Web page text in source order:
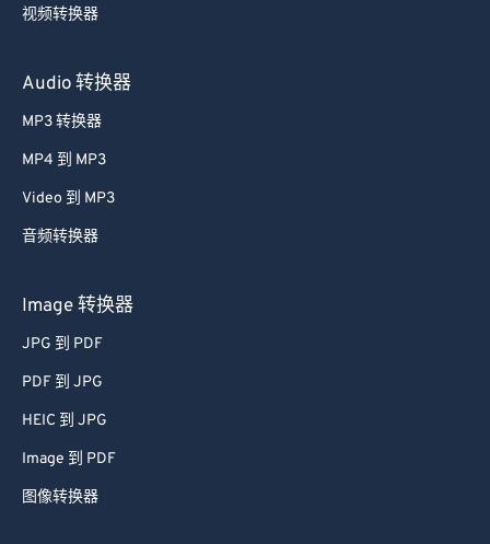
视频转换器
Audio 转换器
MP3 转换器
MP4 到 MP3
Video 到 MP3
音频转换器
Image 转换器
JPG 到 PDF
PDF 到 JPG
HEIC 到 JPG
Image 到 PDF
图像转换器